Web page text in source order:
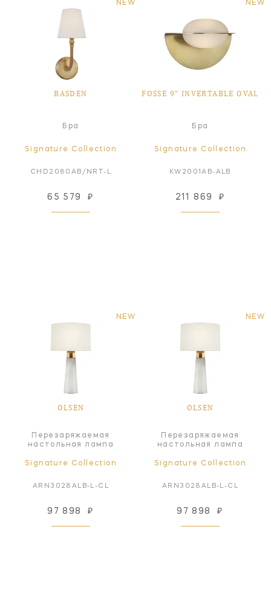
NEW
BASDEN
Бра
Signature Collection
CHD2080AB/NRT-L
65 579 ₽
NEW
FOSSE 9" INVERTABLE OVAL
Бра
Signature Collection
KW2001AB-ALB
211 869 ₽
NEW
OLSEN
Перезаряжаемая
настольная лампа
Signature Collection
ARN3028ALB-L-CL
97 898 ₽
NEW
OLSEN
Перезаряжаемая
настольная лампа
Signature Collection
ARN3028ALB-L-CL
97 898 ₽